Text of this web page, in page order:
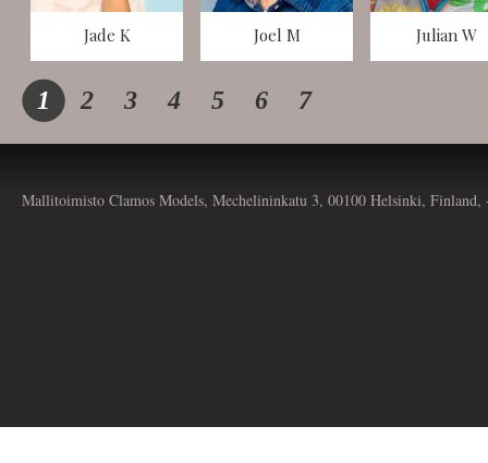
Jade K Joel M Julian W
1 2 3 4 5 6 7
Mallitoimisto Clamos Models, Mechelininkatu 3, 00100 Helsinki,